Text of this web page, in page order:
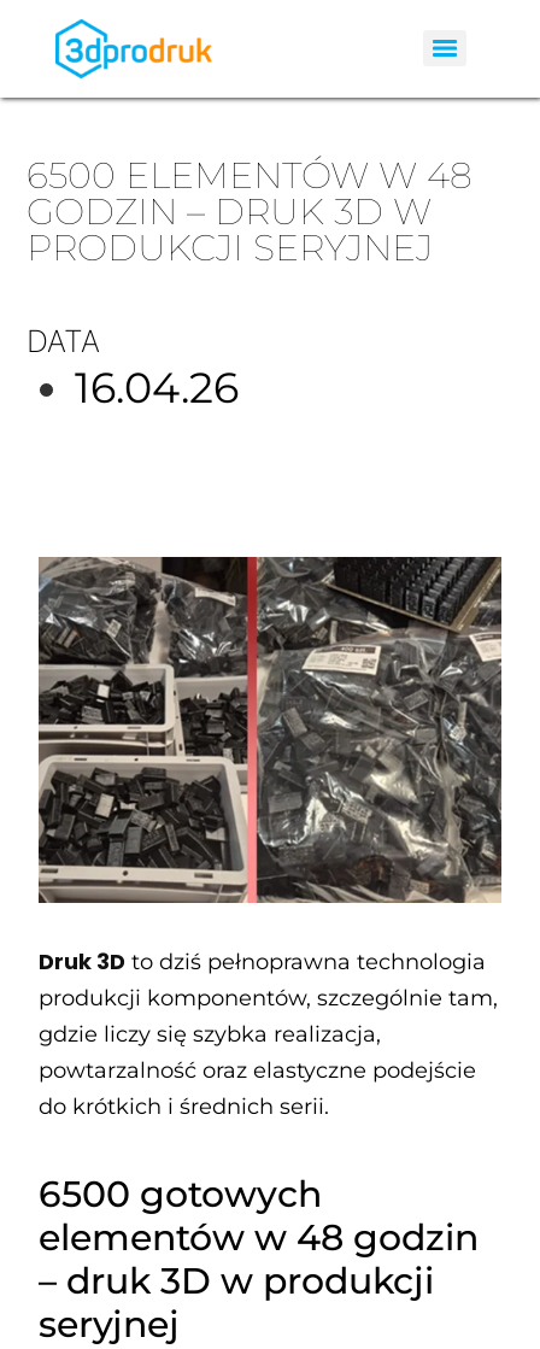
6500 ELEMENTÓW W 48
GODZIN – DRUK 3D W
PRODUKCJI SERYJNEJ
DATA
16.04.26
Druk 3D to dziś pełnoprawna technologia
produkcji komponentów, szczególnie tam,
gdzie liczy się szybka realizacja,
powtarzalność oraz elastyczne podejście
do krótkich i średnich serii.
6500 gotowych
elementów w 48 godzin
– druk 3D w produkcji
seryjnej